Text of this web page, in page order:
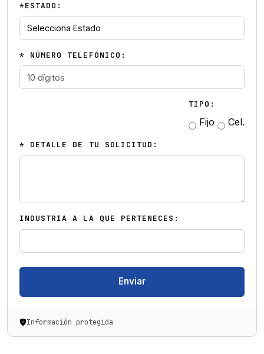
*ESTADO:
* NÚMERO TELEFÓNICO:
TIPO:
Fijo Cel.
* DETALLE DE TU SOLICITUD:
INDUSTRIA A LA QUE PERTENECES:
Enviar
Información protegida